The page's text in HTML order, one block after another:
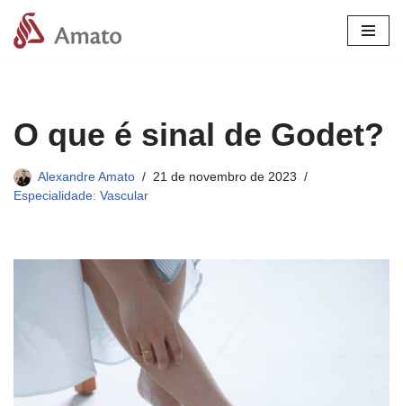
Pular
O que é sinal de Godet?
Alexandre Amato
21 de novembro de 2023
Especialidade: Vascular